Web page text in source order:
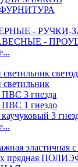
-
-
ПВС 3 гнезда
ПВС 1 гнездо
3
эластичная
х прядная